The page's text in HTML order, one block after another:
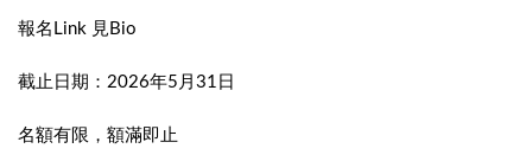
報名Link 見Bio
截止日期：2026年5月31日
名額有限，額滿即止